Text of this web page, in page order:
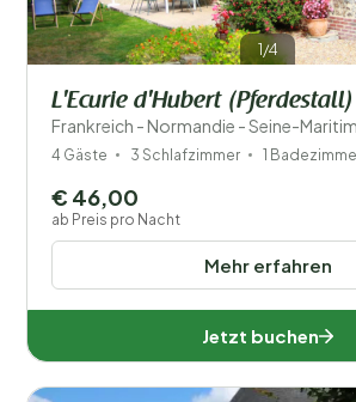
1/4
L'Ecurie d'Hubert (Pferdestall)
Frankreich - Normandie - Seine-
4 Gäste 3 Schlafzimmer 1
Mehr erfahren
€ 46,00
ab Preis pro Nacht
Jetzt buchen